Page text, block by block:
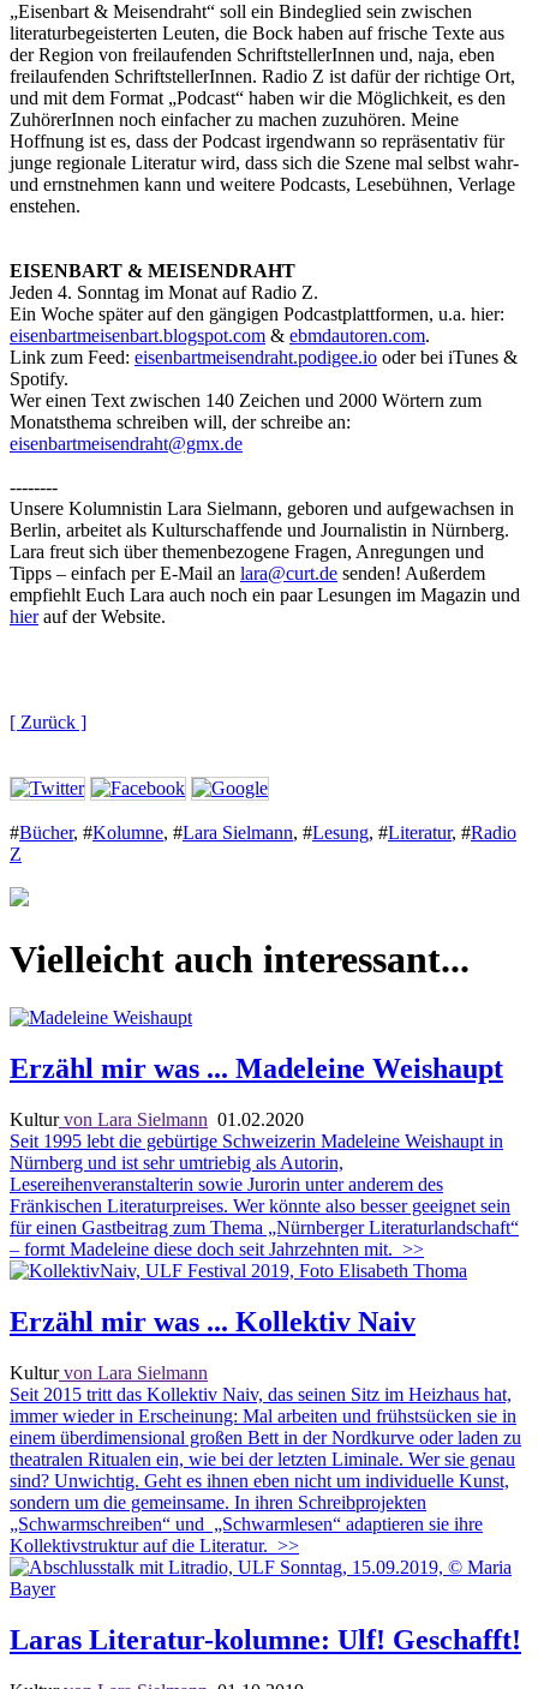
„Eisenbart & Meisendraht“ soll ein Bindeglied sein zwischen
literaturbegeisterten Leuten, die Bock haben auf frische Texte aus
der Region von freilaufenden SchriftstellerInnen und, naja, eben
freilaufenden SchriftstellerInnen. Radio Z ist dafür der richtige Ort,
und mit dem Format „Podcast“ haben wir die Möglichkeit, es den
ZuhörerInnen noch einfacher zu machen zuzuhören. Meine
Hoffnung ist es, dass der Podcast irgendwann so repräsentativ für
junge regionale Literatur wird, dass sich die Szene mal selbst wahr-
und ernstnehmen kann und weitere Podcasts, Lesebühnen, Verlage
enstehen.
EISENBART & MEISENDRAHT
Jeden 4. Sonntag im Monat auf Radio Z.
Ein Woche später auf den gängigen Podcastplattformen, u.a. hier:
eisenbartmeisenbart.blogspot.com & ebmdautoren.com.
Link zum Feed: eisenbartmeisendraht.podigee.io oder bei iTunes &
Spotify.
Wer einen Text zwischen 140 Zeichen und 2000 Wörtern zum
Monatsthema schreiben will, der schreibe an:
eisenbartmeisendraht@gmx.de
--------
Unsere Kolumnistin Lara Sielmann, geboren und aufgewachsen in
Berlin, arbeitet als Kulturschaffende und Journalistin in Nürnberg.
Lara freut sich über themenbezogene Fragen, Anregungen und
Tipps – einfach per E-Mail an lara@curt.de senden! Außerdem
empfiehlt Euch Lara auch noch ein paar Lesungen im Magazin und
hierauf der Website.
[ Zurück ]
#Bücher, #Kolumne, #Lara Sielmann, #Lesung, #Literatur, #Radio
Z
Vielleicht auch interessant...
Erzähl mir was ... Madeleine Weishaupt
Kulturvon Lara Sielmann 01.02.2020
Seit 1995 lebt die gebürtige Schweizerin Madeleine Weishaupt in
Nürnberg und ist sehr umtriebig als Autorin,
Lesereihenveranstalterin sowie Jurorin unter anderem des
Fränkischen Literaturpreises. Wer könnte also besser geeignet sein
für einen Gastbeitrag zum Thema „Nürnberger Literaturlandschaft“
– formt Madeleine diese doch seit Jahrzehnten mit. >>
Erzähl mir was ... Kollektiv Naiv
Kulturvon Lara Sielmann
Seit 2015 tritt das Kollektiv Naiv, das seinen Sitz im Heizhaus hat,
immer wieder in Erscheinung: Mal arbeiten und frühstsücken sie in
einem überdimensional großen Bett in der Nordkurve oder laden zu
theatralen Ritualen ein, wie bei der letzten Liminale. Wer sie genau
sind? Unwichtig. Geht es ihnen eben nicht um individuelle Kunst,
sondern um die gemeinsame. In ihren Schreibprojekten
„Schwarmschreiben“ und „Schwarmlesen“ adaptieren sie ihre
Kollektivstruktur auf die Literatur. >>
Laras Literatur-kolumne: Ulf! Geschafft!